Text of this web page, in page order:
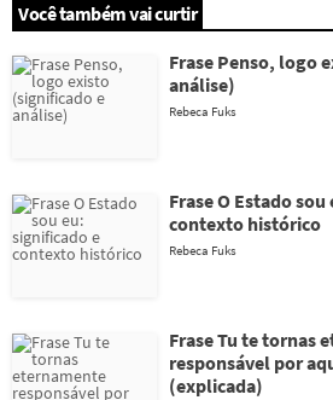
Você também vai curtir
Frase Penso, logo
análise)
Rebeca Fuks
Frase O Estado
contexto histórico
Rebeca Fuks
Frase Tu te tornas
responsável por
(explicada)